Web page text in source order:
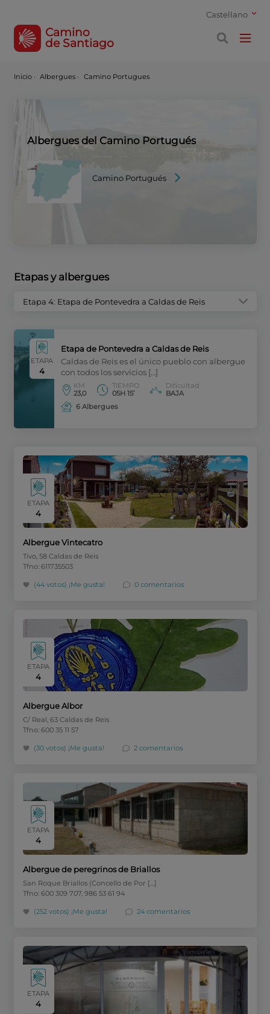
Castellano
Camino
de Santiago
Inicio · Albergues · Camino Portugues
Albergues del Camino Portugués
Camino Portugués
Etapas y albergues
Etapa 4: Etapa de Pontevedra a Caldas de Reis
ETAPA
4
Etapa de Pontevedra a Caldas de Reis
Caldas de Reis es el único pueblo con albergue
con todos los servicios […]
KM
23,0
TIEMPO
05H 15’
Dificultad
BAJA
6 Albergues
ETAPA
4
Albergue Vintecatro
Tivo, 58 Caldas de Reis
Tfno: 611735503
(44 votos) ¡Me gusta! 0 comentarios
ETAPA
4
Albergue Albor
C/ Real, 63 Caldas de Reis
Tfno: 600 35 11 57
(30 votos) ¡Me gusta! 2 comentarios
ETAPA
4
Albergue de peregrinos de Briallos
San Roque Briallos (Concello de Por […]
Tfno: 600 309 707, 986 53 61 94
(252 votos) ¡Me gusta! 24 comentarios
ETAPA
4